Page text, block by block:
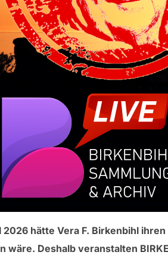
2026 hätte Vera F. Birkenbihl
wäre. Deshalb veranstalten